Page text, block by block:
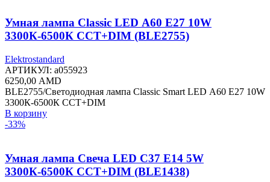
Умная лампа Classic LED А60 Е27 10W
3300К-6500К CCT+DIM (BLE2755)
Elektrostandard
АРТИКУЛ: a055923
6250,00 AMD
BLE2755/Светодиодная лампа Classic Smart LED А60 Е27 10W
3300К-6500К CCT+DIM
В корзину
-33%
Умная лампа Свеча LED C37 Е14 5W
3300К-6500К CCT+DIM (BLE1438)